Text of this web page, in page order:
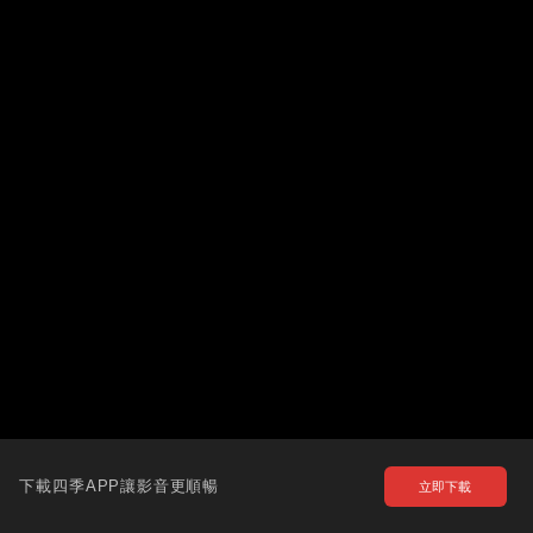
下載四季APP讓影音更順暢 立即下載